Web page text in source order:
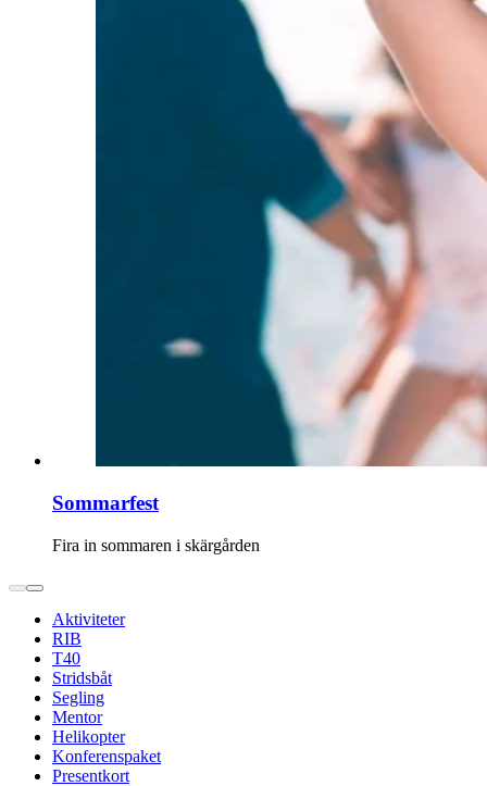
Sommarfest
Fira in sommaren i skärgården
Aktiviteter
RIB
T40
Stridsbåt
Segling
Mentor
Helikopter
Konferenspaket
Presentkort